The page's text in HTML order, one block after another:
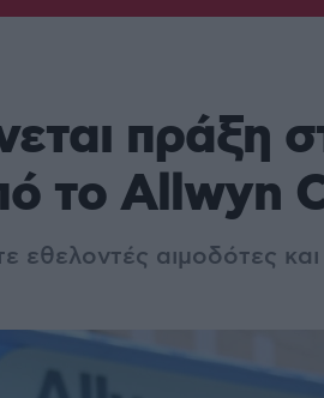
πράξη
το Allwyn
εθελοντές αιμοδότες